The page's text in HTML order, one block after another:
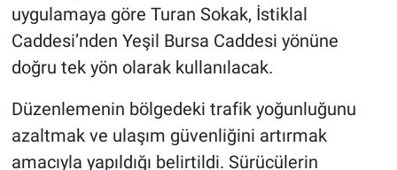
uygulamaya göre Turan Sokak, İstiklal
Caddesi’nden Yeşil Bursa Caddesi yönüne
doğru tek yön olarak kullanılacak.
Düzenlemenin bölgedeki trafik yoğunluğunu
azaltmak ve ulaşım güvenliğini artırmak
amacıyla yapıldığı belirtildi. Sürücülerin